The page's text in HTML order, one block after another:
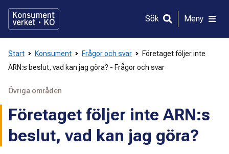
direkt
innehållet
Sök Meny
Start Konsument Frågor och svar
Företaget följer inte
ARN:s beslut, vad kan jag göra? - Frågor och svar
Övriga områden
Företaget följer inte ARN:s
beslut, vad kan jag göra?